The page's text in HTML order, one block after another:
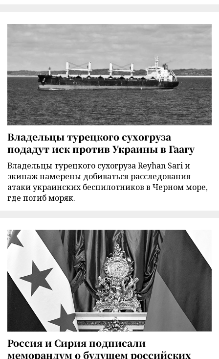
Владельцы турецкого сухогруза
подадут иск против Украины в Гаагу
Владельцы турецкого сухогруза Reyhan Sari и
экипаж намерены добиваться расследования
атаки украинских беспилотников в Черном море,
где погиб моряк.
Россия и Сирия подписали
меморандум о будущем российских